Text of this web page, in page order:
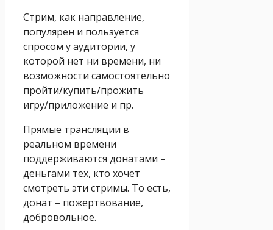
Стрим, как направление,
популярен и пользуется
спросом у аудитории, у
которой нет ни времени, ни
возможности самостоятельно
пройти/купить/прожить
игру/приложение и пр.
Прямые трансляции в
реальном времени
поддерживаются донатами –
деньгами тех, кто хочет
смотреть эти стримы. То есть,
донат – пожертвование,
добровольное.